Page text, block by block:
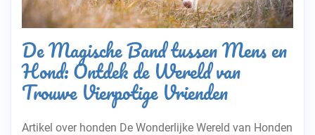
De Magische Band tussen Mens en
Hond: Ontdek de Wereld van
Trouwe Vierpotige Vrienden
Artikel over honden De Wonderlijke Wereld van Honden